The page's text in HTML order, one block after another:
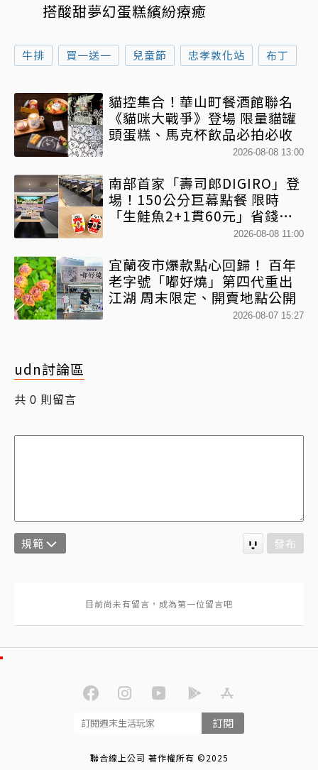
搭酸甜夢幻蛋糕繽紛療癒
牛排 買一送一 兒童節 忠孝敦化站 布丁
貓控集合！華山町餐酒館聯名
《貓咪大戰爭》登場 限量貓罐
頭蛋糕、馬克杯飲品必拍必收
2026-08-08 13:00
南部首家「壽司郎DIGIRO」登
場！150公分巨幕點餐 限時
「生鮭魚2+1貫60元」省錢攻
2026-08-08 11:00
宜蘭夜市爆款點心回歸！ 百年
老字號「嘟好燒」第四代重出
江湖 周末限定、開賣地點公開
2026-08-07 15:27
udn討論區
共 0 則留言
規範 發布
訂閱
聯合線上公司 著作權所有 ©2025